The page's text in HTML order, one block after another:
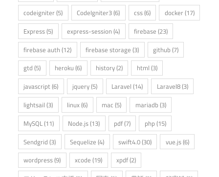
codeigniter (5) CodeIgniter3(6) css(6) docker (17)
Express(5) express-session (4) firebase (23)
firebase auth (12) firebase storage (3) github (7)
gtd (5) heroku (6) history(2) html (3)
javascript(6) jquery(5) Laravel (14) Laravel8(3)
lightsail (3) linux(6) mac (5) mariadb (3)
MySQL(11) Node.js(13) pdf(7) php(15)
Sendgrid (3) Sequelize (4) swift4.0(30) vue.js(6)
wordpress(9) xcode (19) xpdf(2)